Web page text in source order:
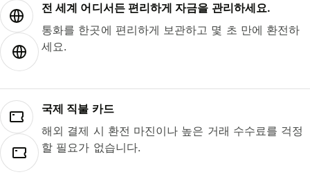
전 세계 어디서든 편리하게 자금을 관리하세요.
통화를 한곳에 편리하게 보관하고 몇 초 만에 환전하
세요.
국제 직불 카드
해외 결제 시 환전 마진이나 높은 거래 수수료를 걱정
할 필요가 없습니다.